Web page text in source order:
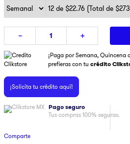
＋
－
¡Paga por Semana, Quincena
prefieras con tu crédito
¡Solicita tu crédito aquí!
Pago seguro
Tus compras 100% seguras.
Comparte
7.
xbox
10. pulsar